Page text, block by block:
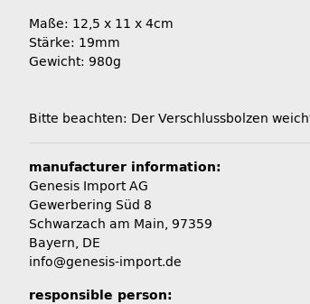
Maße: 12,5 x 11 x 4cm
Stärke: 19mm
Gewicht: 980g
Bitte beachten: Der Verschlussbolzen
manufacturer information:
Genesis Import AG
Gewerbering Süd 8
Schwarzach am Main, 97359
Bayern, DE
info@genesis-import.de
responsible person: